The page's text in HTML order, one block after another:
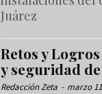
Juárez
Retos y
y seguridad
Redacción Zeta - marzo